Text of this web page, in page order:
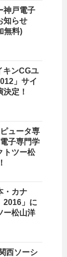
神戸電子
知らせ
無料)
キンCGユ
」サイ
定！
ュータ専
子専門学
トツー松
・カナ
」に
ー松山洋
西ソーシ